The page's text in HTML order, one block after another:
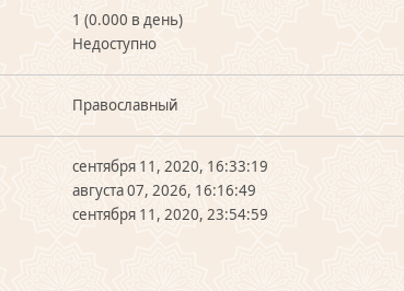
1 (0.000 в день)
Недоступно
Православный
сентября 11, 2020, 16:33:19
августа 07, 2026, 16:16:49
сентября 11, 2020, 23:54:59